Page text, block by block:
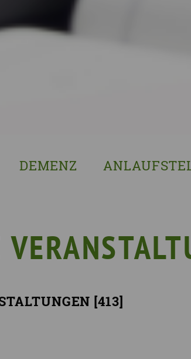
DEMENZ
Landeshauptstadt
Landkreis
[413]